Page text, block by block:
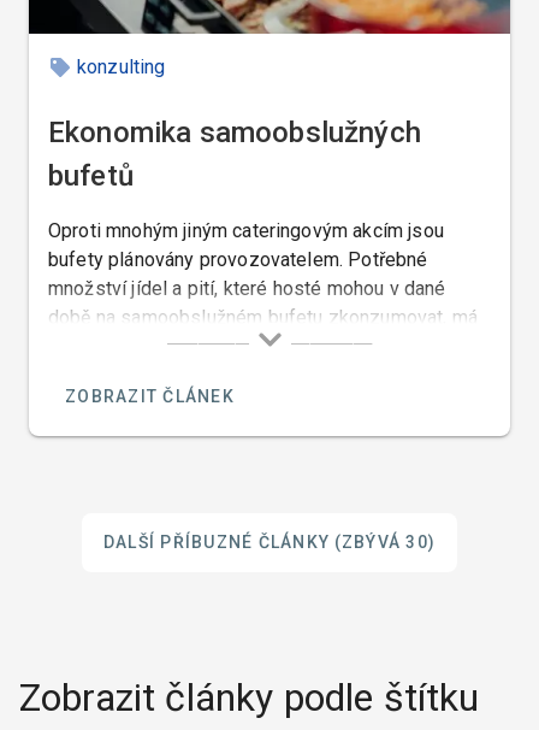
konzulting
Ekonomika samoobslužných
bufetů
Oproti mnohým jiným cateringovým akcím jsou
bufety plánovány provozovatelem. Potřebné
množství jídel a pití, které hosté mohou v dané
době na samoobslužném bufetu zkonzumovat, má
podstatný vliv na ekonomiku neboli na rentabilitu
následně i na cenu.
ZOBRAZIT ČLÁNEK
DALŠÍ PŘÍBUZNÉ ČLÁNKY (ZBÝVÁ 30)
Zobrazit články podle štítku